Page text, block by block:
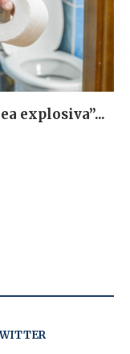
explosiva”...